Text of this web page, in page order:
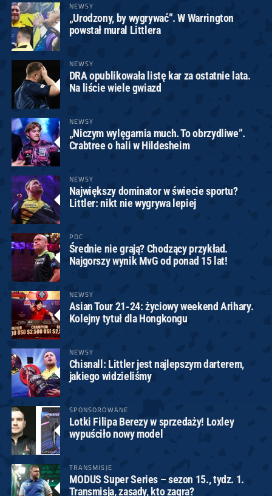
NEWSY
„Urodzony, by wygrywać”. W Warrington
powstał mural Littlera
NEWSY
DRA opublikowała listę kar za ostatnie lata.
Na liście wiele gwiazd
NEWSY
„Niczym wylęgarnia much. To obrzydliwe”.
Crabtree o hali w Hildesheim
NEWSY
Największy dominator w świecie sportu?
Littler: nikt nie wygrywa lepiej
PDC
Średnie nie grają? Chodzący przykład.
Najgorszy wynik MvG od ponad 15 lat!
NEWSY
Asian Tour 21-24: życiowy weekend Arihary.
Kolejny tytuł dla Hongkongu
NEWSY
Chisnall: Littler jest najlepszym darterem,
jakiego widzieliśmy
SPONSOROWANE
Lotki Filipa Berezy w sprzedaży! Loxley
wypuściło nowy model
TRANSMISJE
MODUS Super Series – sezon 15., tydz. 1.
Transmisja, zasady, kto zagra?